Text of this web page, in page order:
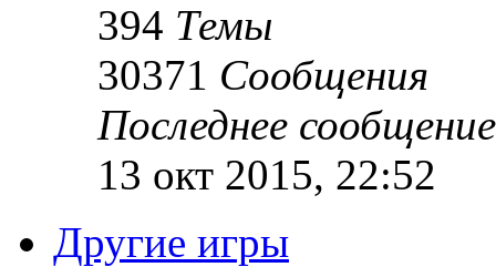
394 Темы
30371 Сообщения
Последнее сообщение
13 окт 2015, 22:52
Другие игры